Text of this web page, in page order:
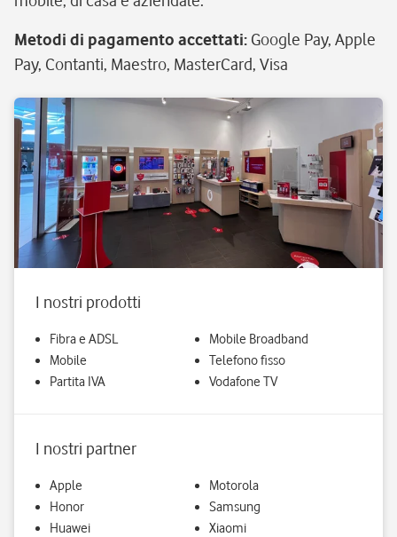
Metodi di pagamento accettati: Google Pay, Apple
Pay, Contanti, Maestro, MasterCard, Visa
I nostri prodotti
Fibra e ADSL
Mobile
Partita IVA
Mobile Broadband
Telefono fisso
Vodafone TV
I nostri partner
Apple
Honor
Huawei
Motorola
Samsung
Xiaomi